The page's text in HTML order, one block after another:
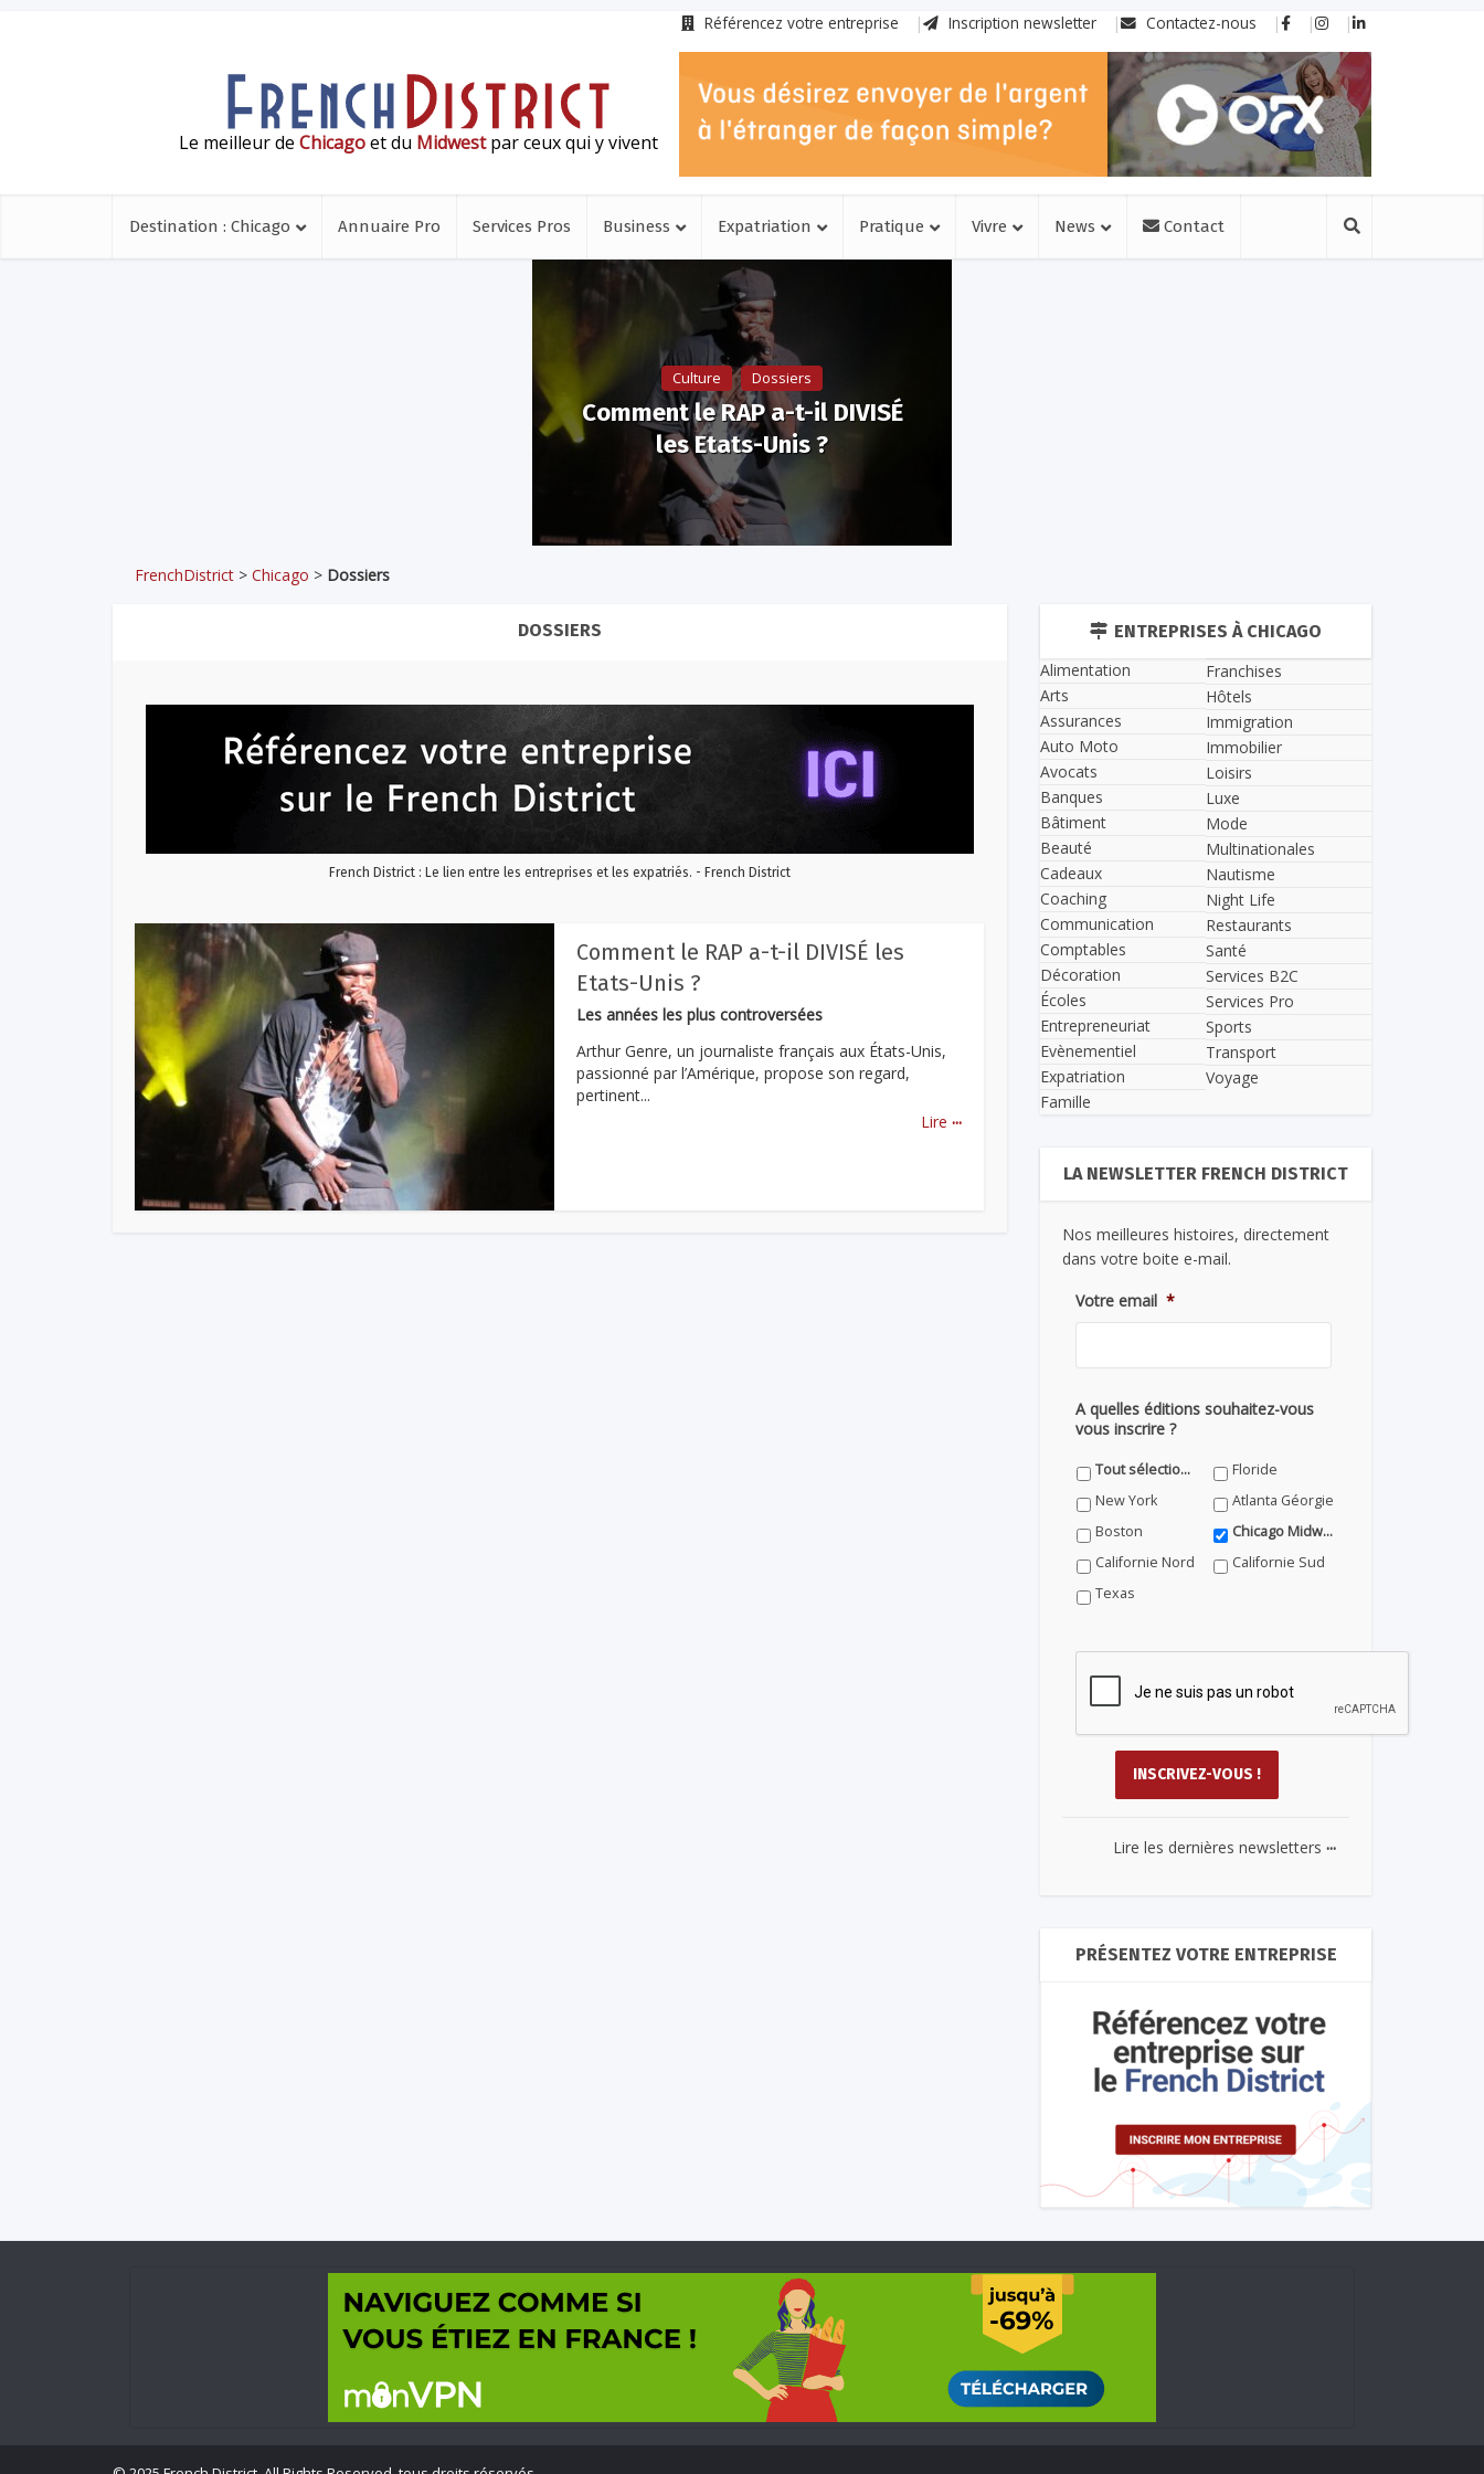
Référencez votre entreprise Inscription newsletter Contactez-nous
Le meilleur de Chicagoet du Midwestpar ceux qui y vivent
Destination : Chicago Annuaire Pro Services Pros Business Expatriation Pratique Vivre News Contact
Culture Dossiers
Comment le RAP a-t-il DIVISÉ
les Etats-Unis ?
FrenchDistrict > Chicago > Dossiers
DOSSIERS
French District : Le lien entre les entreprises et les expatriés. - French District
Comment le RAP a-t-il DIVISÉ les
Etats-Unis ?
Les années les plus controversées
Arthur Genre, un journaliste français aux États-Unis,
passionné par l’Amérique, propose son regard,
pertinent...
Lire ...
ENTREPRISES À CHICAGO
Alimentation
Arts
Assurances
Auto Moto
Avocats
Banques
Bâtiment
Beauté
Cadeaux
Coaching
Communication
Comptables
Décoration
Écoles
Entrepreneuriat
Evènementiel
Expatriation
Famille
Franchises
Hôtels
Immigration
Immobilier
Loisirs
Luxe
Mode
Multinationales
Nautisme
Night Life
Restaurants
Santé
Services B2C
Services Pro
Sports
Transport
Voyage
LA NEWSLETTER FRENCH DISTRICT
Nos meilleures histoires, directement
dans votre boite e-mail.
Votre email *
A quelles éditions souhaitez-vous
vous inscrire ?
Tout sélectionner
Floride
New York
Atlanta Géorgie
Boston
Chicago Midwest
Californie Nord
Californie Sud
Texas
Lire les dernières newsletters ...
PRÉSENTEZ VOTRE ENTREPRISE